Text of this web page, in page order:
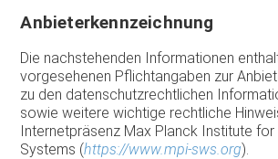
Anbieterkennzeichnung
Die nachstehenden Informationen
vorgesehenen Pflichtangaben zur
zu den datenschutzrechtlichen
sowie weitere wichtige rechtliche
Internetpräsenz Max Planck Institute
Systems (https://www.mpi-sws.org).